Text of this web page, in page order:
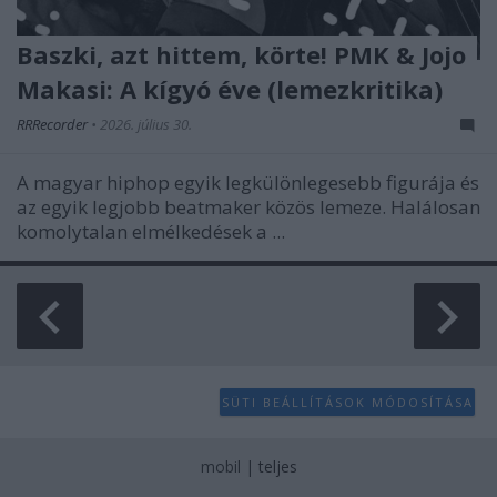
Baszki, azt hittem, körte! PMK & Jojo
Makasi: A kígyó éve (lemezkritika)
RRRecorder • 2026. július 30.
A magyar hiphop egyik legkülönlegesebb figurája és
az egyik legjobb beatmaker közös lemeze. Halálosan
komolytalan elmélkedések a ...
SÜTI BEÁLLÍTÁSOK MÓDOSÍTÁSA
mobil | teljes